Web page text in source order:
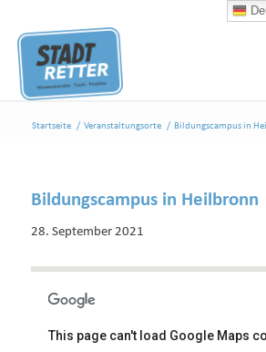
Startseite / Veranstaltungsorte / Bildungscampus in
Bildungscampus in Heilbronn
28. September 2021
Bildungscampus in Heilbronn
This page can't load Google Maps